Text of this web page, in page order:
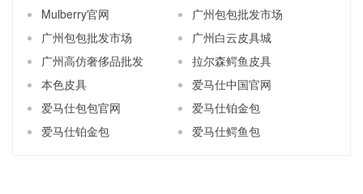
Mulberry官网
广州包包批发市场
广州包包批发市场
广州白云皮具城
广州高仿奢侈品批发
拉尔森鳄鱼皮具
本色皮具
爱马仕中国官网
爱马仕包包官网
爱马仕铂金包
爱马仕铂金包
爱马仕鳄鱼包